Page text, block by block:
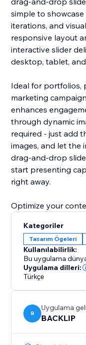
simple to
iterations, and
responsive layout
interactive slider
desktop, tablet,
Ideal for portfolios,
marketing
enhances
through dynamic
required - just add
images, and let the
drag‑and‑drop
start presenting
right away.
Optimize your
slider, block
Elevate your user
and drive more
for visual
Kategoriler
Tasarım Ögeleri
Kullanılabilirlik:
Bu uygulama
Uygulama dilleri:
Türkçe
B
Uygulama
BACKLIP